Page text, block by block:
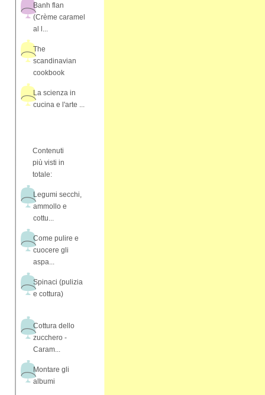
Banh flan
(Crème caramel
al l...
The
scandinavian
cookbook
La scienza in
cucina e l'arte ...
Contenuti
più visti in
totale:
Legumi secchi,
ammollo e
cottu...
Come pulire e
cuocere gli
aspa...
Spinaci (pulizia
e cottura)
Cottura dello
zucchero -
Caram...
Montare gli
albumi